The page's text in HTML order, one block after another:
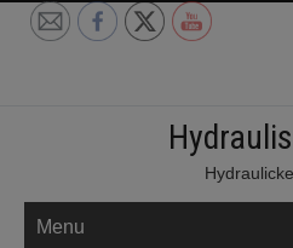
Skip
Menu